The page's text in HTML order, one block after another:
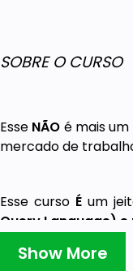
SOBRE O CURSO
Esse NÃO é mais
mercado de
Esse curso Éum
Query Language)
Show More